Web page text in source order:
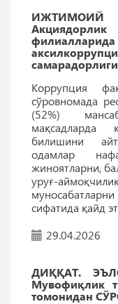
филиалларида
самарадорлиги
Коррупция
сўровномада
(52%)
мақсадларда
билишини
одамлар
жиноятларни,
уруғ-
сифатида қайд
29.04.2026
ДИҚҚАТ.
Мувофиқлик
томонидан